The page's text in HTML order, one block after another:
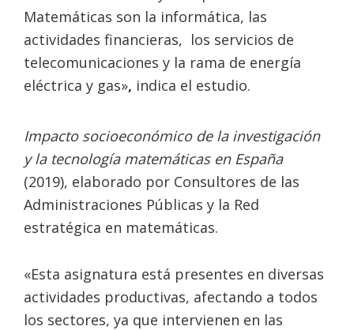
Matemáticas son la informática, las
actividades financieras, los servicios de
telecomunicaciones y la rama de energía
eléctrica y gas», indica el estudio.
Impacto socioeconómico de la investigación
y la tecnología matemáticas en España
(2019), elaborado por Consultores de las
Administraciones Públicas y la Red
estratégica en matemáticas.
«Esta asignatura está presentes en diversas
actividades productivas, afectando a todos
los sectores, ya que intervienen en las